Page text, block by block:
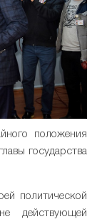
положения
государства
политической
действующей